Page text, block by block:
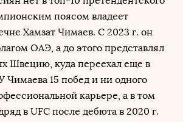
поясом владеет
Хамзат Чимаев. С 2023 г. он
ОАЭ, а до этого представлял
Швецию, куда переехал еще в
Чимаева 15 побед и ни одного
карьере, а в том
в UFC после дебюта в 2020 г.